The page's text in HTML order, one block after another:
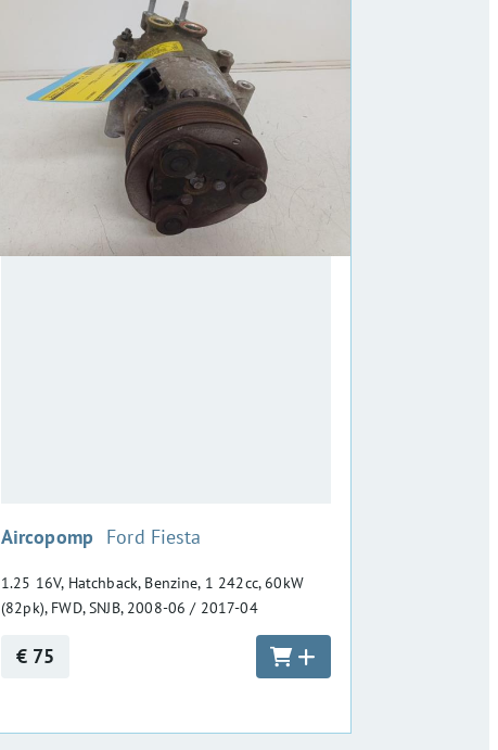
Aircopomp :Ford Fiesta
1.25 16V, Hatchback, Benzine, 1 242cc, 60kW
(82pk), FWD, SNJB, 2008-06 / 2017-04
€ 75